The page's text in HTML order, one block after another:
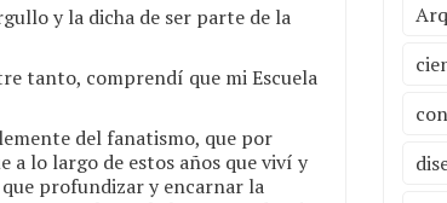
y la dicha de ser parte de la
tanto, comprendí que mi Escuela
del fanatismo, que por
lo largo de estos años que viví y
profundizar y encarnar la